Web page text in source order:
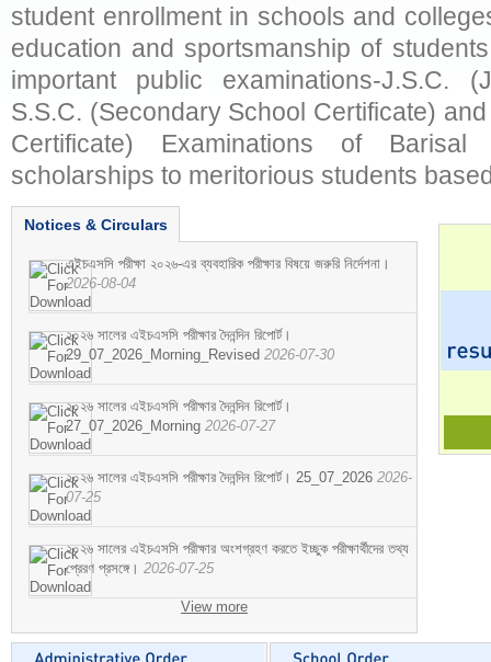
student enrollment in schools and
education and sportsmanship of
important public examinations-J.S.C.
S.S.C. (Secondary School Certificate)
Certificate) Examinations of
scholarships to meritorious students
Notices & Circulars
এইচএসসি পরীক্ষা ২০২৬-এর ব্যবহারিক পরীক্ষার বিষয়ে জরুরি নির্দেশনা।
2026-08-04
২০২৬ সালের এইচএসসি পরীক্ষার দৈনন্দিন রিপোর্ট।
29_07_2026_Morning_Revised 2026-07-30
২০২৬ সালের এইচএসসি পরীক্ষার দৈনন্দিন রিপোর্ট।
27_07_2026_Morning 2026-07-27
২০২৬ সালের এইচএসসি পরীক্ষার দৈনন্দিন রিপোর্ট। 25_07_2026 2026-
07-25
২০২৬ সালের এইচএসসি পরীক্ষার অংশগ্রহণ করতে ইচ্ছুক পরীক্ষার্থীদের তথ্য
প্রেরণ প্রসঙ্গে। 2026-07-25
View more